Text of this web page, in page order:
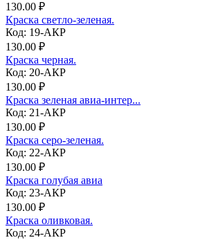
130.00 ₽
Краска светло-зеленая.
Код: 19-АКР
130.00 ₽
Краска черная.
Код: 20-АКР
130.00 ₽
Краска зеленая авиа-интер...
Код: 21-АКР
130.00 ₽
Краска серо-зеленая.
Код: 22-АКР
130.00 ₽
Краска голубая авиа
Код: 23-АКР
130.00 ₽
Краска оливковая.
Код: 24-АКР